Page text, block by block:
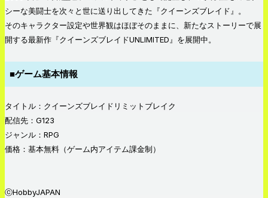
シーな美闘士を次々と世に送り出してきた『クイーンズブレイド』。
そのキャラクター設定や世界観はほぼそのままに、新たなストーリーで展
開する最新作『クイーンズブレイドUNLIMITED』を展開中。
■ゲーム基本情報
タイトル：クイーンズブレイドリミットブレイク
配信先：G123
ジャンル：RPG
価格：基本無料（ゲーム内アイテム課金制）
ⓒHobbyJAPAN